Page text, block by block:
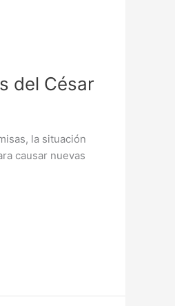
del César
la situación
causar nuevas